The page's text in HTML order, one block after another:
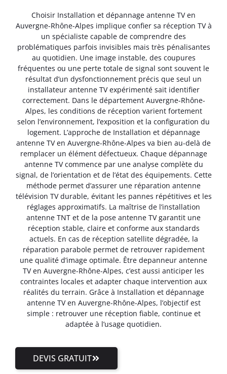
Choisir Installation et dépannage antenne TV en
Auvergne-Rhône-Alpes implique confier sa réception TV à
un spécialiste capable de comprendre des
problématiques parfois invisibles mais très pénalisantes
au quotidien. Une image instable, des coupures
fréquentes ou une perte totale de signal sont souvent le
résultat d’un dysfonctionnement précis que seul un
installateur antenne TV expérimenté sait identifier
correctement. Dans le département Auvergne-Rhône-
Alpes, les conditions de réception varient fortement
selon l’environnement, l’exposition et la configuration du
logement. L’approche de Installation et dépannage
antenne TV en Auvergne-Rhône-Alpes va bien au-delà de
remplacer un élément défectueux. Chaque dépannage
antenne TV commence par une analyse complète du
signal, de l’orientation et de l’état des équipements. Cette
méthode permet d’assurer une réparation antenne
télévision TV durable, évitant les pannes répétitives et les
réglages approximatifs. La maîtrise de l’installation
antenne TNT et de la pose antenne TV garantit une
réception stable, claire et conforme aux standards
actuels. En cas de réception satellite dégradée, la
réparation parabole permet de retrouver rapidement
une qualité d’image optimale. Être depanneur antenne
TV en Auvergne-Rhône-Alpes, c’est aussi anticiper les
contraintes locales et adapter chaque intervention aux
réalités du terrain. Grâce à Installation et dépannage
antenne TV en Auvergne-Rhône-Alpes, l’objectif est
simple : retrouver une réception fiable, continue et
adaptée à l’usage quotidien.
DEVIS GRATUIT